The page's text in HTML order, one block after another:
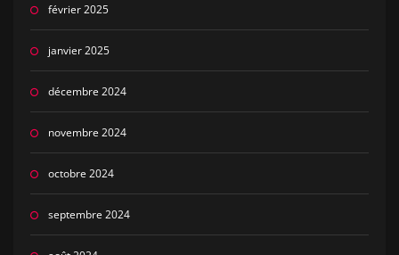
février 2025
janvier 2025
décembre 2024
novembre 2024
octobre 2024
septembre 2024